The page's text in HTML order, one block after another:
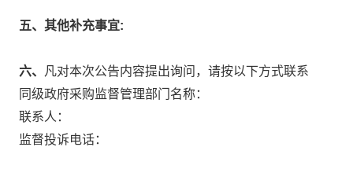
五、其他补充事宜:
六、
凡对本次公告内容提出询问，请按以下方式联系
同级政府采购监督管理部门名称：
联系人：
监督投诉电话：